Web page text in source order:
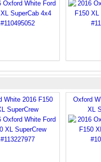
White 2016 F150
SuperCrew
Oxford
XL